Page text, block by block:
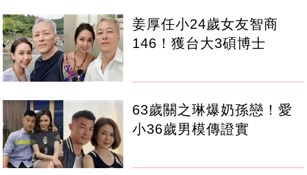
姜厚任小24歲女友智商
146！獲台大3碩博士
63歲關之琳爆奶孫戀！愛
小36歲男模傳證實